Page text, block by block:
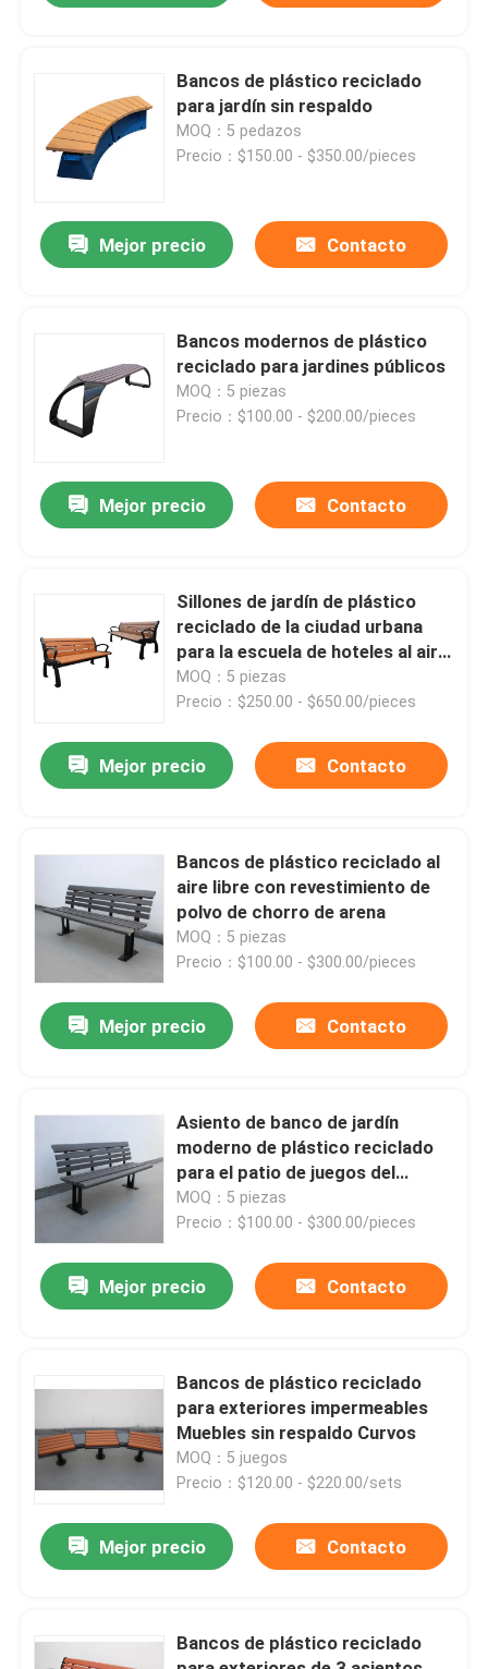
En casa
Sobre nosotros
Recorrido por la fábrica
Control de calidad
Contacta con nosotros
Noticias
Solicitar una cita
Bancos de madera para exteriores
Bancos de plástico reciclado
para jardín sin respaldo
MOQ：5 pedazos
Precio：$150.00 - $350.00/pieces
Mejor precio Contacto
Bancos modernos de plástico
reciclado para jardines públicos
MOQ：5 piezas
Precio：$100.00 - $200.00/pieces
Mejor precio Contacto
Sillones de jardín de plástico
reciclado de la ciudad urbana
para la escuela de hoteles al aire
libre
MOQ：5 piezas
Precio：$250.00 - $650.00/pieces
Mejor precio Contacto
Bancos de plástico reciclado al
aire libre con revestimiento de
polvo de chorro de arena
MOQ：5 piezas
Precio：$100.00 - $300.00/pieces
Mejor precio Contacto
Asiento de banco de jardín
moderno de plástico reciclado
para el patio de juegos del
centro deportivo
MOQ：5 piezas
Precio：$100.00 - $300.00/pieces
Mejor precio Contacto
Bancos de plástico reciclado
para exteriores impermeables
Muebles sin respaldo Curvos
MOQ：5 juegos
Precio：$120.00 - $220.00/sets
Mejor precio Contacto
Bancos de plástico reciclado